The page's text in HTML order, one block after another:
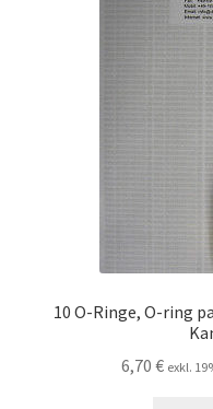
10 O-Ringe, O-ring
6,70 € exkl.